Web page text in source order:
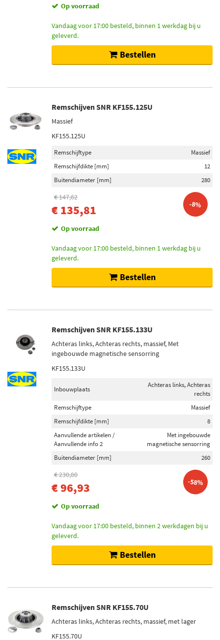
Op voorraad
Vandaag voor 17:00 besteld, binnen 1 werkdag bij u
geleverd.
Bestellen
Remschijven SNR KF155.125U
Massief
KF155.125U
Remschijftype
Massief
Remschijfdikte [mm]
12
Buitendiameter [mm]
280
€ 147,62
€ 135,81 -8%
Op voorraad
Vandaag voor 17:00 besteld, binnen 1 werkdag bij u
geleverd.
Bestellen
Remschijven SNR KF155.133U
Achteras links, Achteras rechts, massief, Met
ingebouwde magnetische sensorring
KF155.133U
Inbouwplaats
Achteras links, Achteras
rechts
Remschijftype
Massief
Remschijfdikte [mm]
8
Aanvullende artikelen /
Aanvullende info 2
Met ingebouwde
magnetische sensorring
Buitendiameter [mm]
260
€ 230,80
€ 96,93 -58%
Op voorraad
Vandaag voor 17:00 besteld, binnen 2 werkdagen bij u
geleverd.
Bestellen
Remschijven SNR KF155.70U
Achteras links, Achteras rechts, massief, met lager
KF155.70U